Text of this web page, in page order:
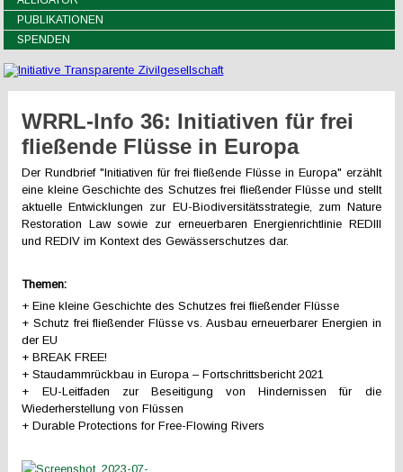
PUBLIKATIONEN
SPENDEN
WRRL-Info 36: Initiativen für frei
fließende Flüsse in Europa
Der Rundbrief "Initiativen für frei fließende Flüsse in Europa" erzählt
eine kleine Geschichte des Schutzes frei fließender Flüsse und stellt
aktuelle Entwicklungen zur EU-Biodiversitätsstrategie, zum Nature
Restoration Law sowie zur erneuerbaren Energienrichtlinie REDIII
und REDIV im Kontext des Gewässerschutzes dar.
Themen:
+ Eine kleine Geschichte des Schutzes frei fließender Flüsse
+ Schutz frei fließender Flüsse vs. Ausbau erneuerbarer Energien in
der EU
+ BREAK FREE!
+ Staudammrückbau in Europa – Fortschrittsbericht 2021
+ EU-Leitfaden zur Beseitigung von Hindernissen für die
Wiederherstellung von Flüssen
+ Durable Protections for Free-Flowing Rivers